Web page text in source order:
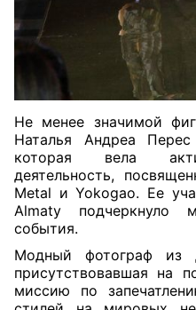
Не менее значимой
Наталья Андреа
которая вела
деятельность,
Metal и Yokogao. Ее
Almaty подчеркнуло
события.
Модный фотограф из
присутствовавшая на
миссию по